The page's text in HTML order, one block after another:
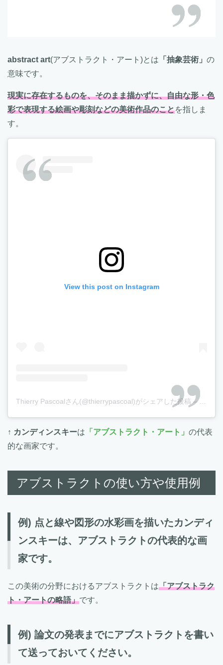
abstract art(アブストラクト・アート)とは 「抽象芸術」 の
意味です。
現実に存在するものを、そのまま描かずに、自由な形・色
彩で表現する絵画や彫刻などの美術作品のことを指しま
す。
View this post on Instagram
Thierry Pascoalさん(@thierrypascoal)がシェアした投稿 –
↑ カンディンスキーは 「アブストラクト・アート」 の代表
的な画家です。
アブストラクトの使い方や使用例
例) 点と線や図形の水彩画を描いたカンディ
ンスキーは、アブストラクトの代表的な画
家です。
この美術の分野におけるアブストラクトは「アブストラク
ト・アートの略語」です。
例) 論文の発表までにアブストラクトを書い
て送っておいてください。